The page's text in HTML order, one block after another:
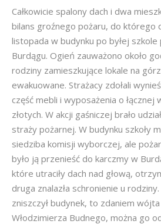
Całkowicie spalony dach i dwa
bilans groźnego pożaru, do którego
listopada w budynku po byłej
Burdągu. Ogień zauważono około
rodziny zamieszkujące lokale na
ewakuowane. Strażacy zdołali
część mebli i wyposażenia o łącznej
złotych. W akcji gaśniczej brało
straży pożarnej. W budynku szkoły
siedziba komisji wyborczej, ale
było ją przenieść do karczmy w
które utraciły dach nad głową,
druga znalazła schronienie u
zniszczył budynek, to zdaniem
Włodzimierza Budnego, można go